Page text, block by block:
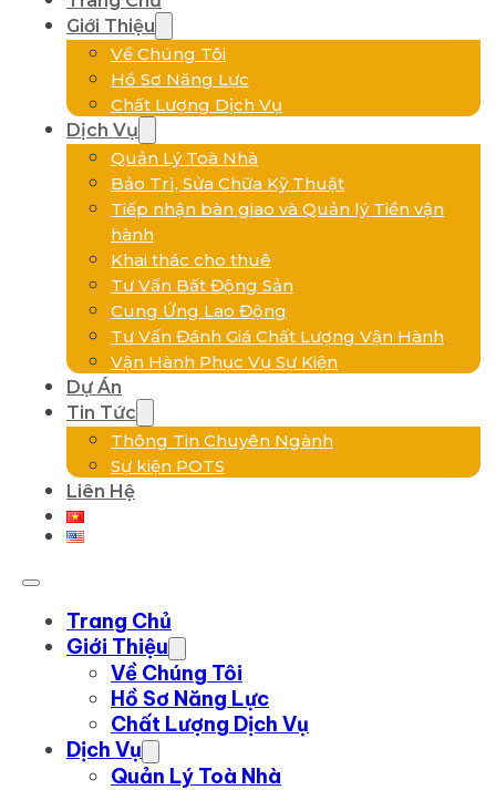
Giới Thiệu
Về Chúng Tôi
Hồ Sơ Năng Lực
Chất Lượng Dịch Vụ
Dịch Vụ
Quản Lý Toà Nhà
Bảo Trì, Sửa Chữa Kỹ Thuật
Tiếp nhận bàn giao và Quản lý Tiền vận
hành
Khai thác cho thuê
Tư Vấn Bất Động Sản
Cung Ứng Lao Động
Tư Vấn Đánh Giá Chất Lượng Vận Hành
Vận Hành Phục Vụ Sự Kiện
Dự Án
Tin Tức
Thông Tin Chuyên Ngành
Sự kiện POTS
Liên Hệ
Trang Chủ
Giới Thiệu
Về Chúng Tôi
Hồ Sơ Năng Lực
Chất Lượng Dịch Vụ
Dịch Vụ
Quản Lý Toà Nhà